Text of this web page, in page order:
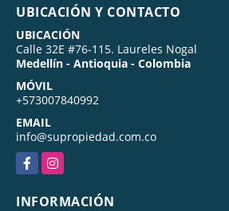
UBICACIÓN Y CONTACTO
UBICACIÓN
Calle 32E #76-115. Laureles Nogal
Medellín - Antioquia - Colombia
MÓVIL
+573007840992
EMAIL
info@supropiedad.com.co
FacebookInstagram
INFORMACIÓN